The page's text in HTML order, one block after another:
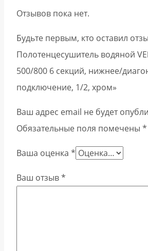
Отзывов пока нет.
Будьте первым, кто оставил
Полотенцесушитель водяной
500/800 6 секций, нижнее/
подключение, 1/2, хром»
Ваш адрес email не будет
Обязательные поля помечены *
Ваша оценка *
Ваш отзыв*